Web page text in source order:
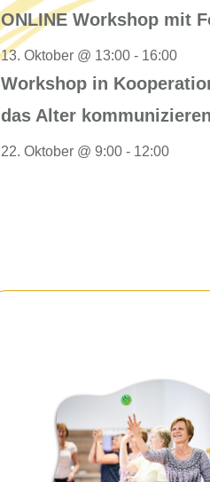
ONLINE Workshop mit
13. Oktober @ 13:00 - 16:00
Workshop in
das Alter
22. Oktober @ 9:00 - 12:00